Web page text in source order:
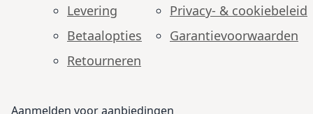
Levering
Betaalopties
Retourneren
Privacy- & cookiebeleid
Garantie­voorwaarden
Aanmelden voor aanbiedingen